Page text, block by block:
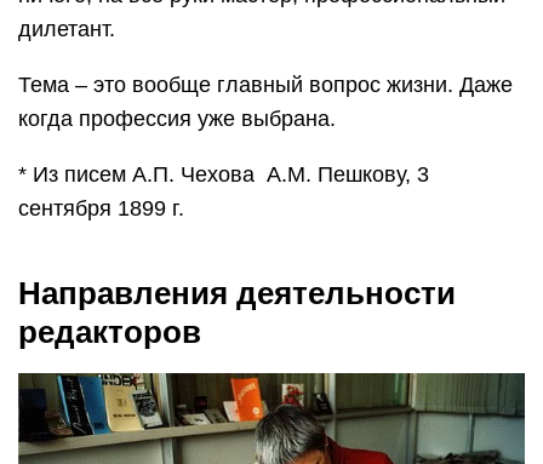
дилетант.
Тема – это вообще главный вопрос жизни. Даже
когда профессия уже выбрана.
* Из писем А.П. Чехова А.М. Пешкову, 3
сентября 1899 г.
Направления деятельности
редакторов